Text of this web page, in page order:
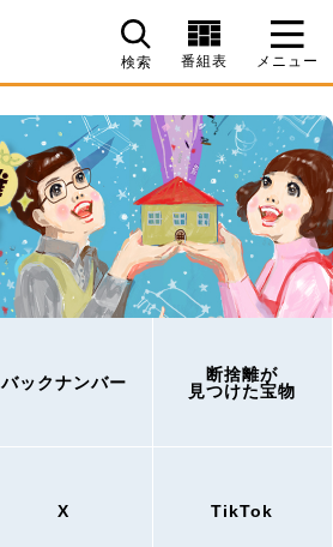
検索 番組表 メニュー
バックナンバー
断捨離が
見つけた宝物
X TikTok